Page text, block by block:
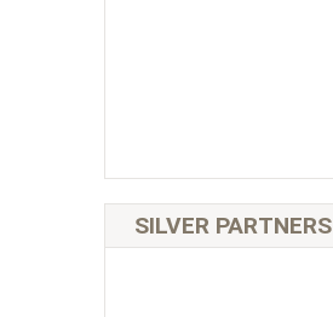
SILVER PARTNERS